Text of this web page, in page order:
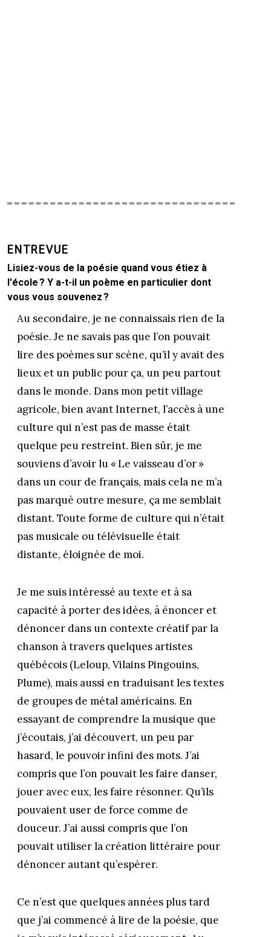
ENTREVUE
Lisiez-vous de la poésie quand vous étiez à
l'école ? Y a-t-il un poème en particulier dont
vous vous souvenez ?
Au secondaire, je ne connaissais rien de la
poésie. Je ne savais pas que l’on pouvait
lire des poèmes sur scène, qu’il y avait des
lieux et un public pour ça, un peu partout
dans le monde. Dans mon petit village
agricole, bien avant Internet, l’accès à une
culture qui n’est pas de masse était
quelque peu restreint. Bien sûr, je me
souviens d’avoir lu « Le vaisseau d’or »
dans un cour de français, mais cela ne m’a
pas marqué outre mesure, ça me semblait
distant. Toute forme de culture qui n’était
pas musicale ou télévisuelle était
distante, éloignée de moi.
Je me suis intéressé au texte et à sa
capacité à porter des idées, à énoncer et
dénoncer dans un contexte créatif par la
chanson à travers quelques artistes
québécois (Leloup, Vilains Pingouins,
Plume), mais aussi en traduisant les textes
de groupes de métal américains. En
essayant de comprendre la musique que
j’écoutais, j’ai découvert, un peu par
hasard, le pouvoir infini des mots. J’ai
compris que l’on pouvait les faire danser,
jouer avec eux, les faire résonner. Qu’ils
pouvaient user de force comme de
douceur. J’ai aussi compris que l’on
pouvait utiliser la création littéraire pour
dénoncer autant qu’espérer.
Ce n’est que quelques années plus tard
que j’ai commencé à lire de la poésie, que